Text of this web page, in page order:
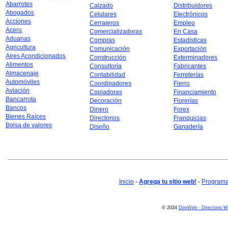
Abarrotes
Abogados
Acciones
Acero
Aduanas
Agricultura
Aires Acondicionados
Alimentos
Almacenaje
Automóviles
Aviación
Bancarrota
Bancos
Bienes Raíces
Bolsa de valores
Calzado
Celulares
Cerrajeros
Comercializadoras
Compras
Comunicación
Construcción
Consultoría
Contabilidad
Coordinadores
Copiadoras
Decoración
Dinero
Directorios
Diseño
Distribuidores
Electrónicos
Empleo
En Casa
Estadísticas
Exportación
Exterminadores
Fabricantes
Ferreterías
Fierro
Financiamiento
Florerías
Forex
Franquicias
Ganadería
Inicio - Agrega tu sitio web! -
© 2024 DireWeb - Directorio